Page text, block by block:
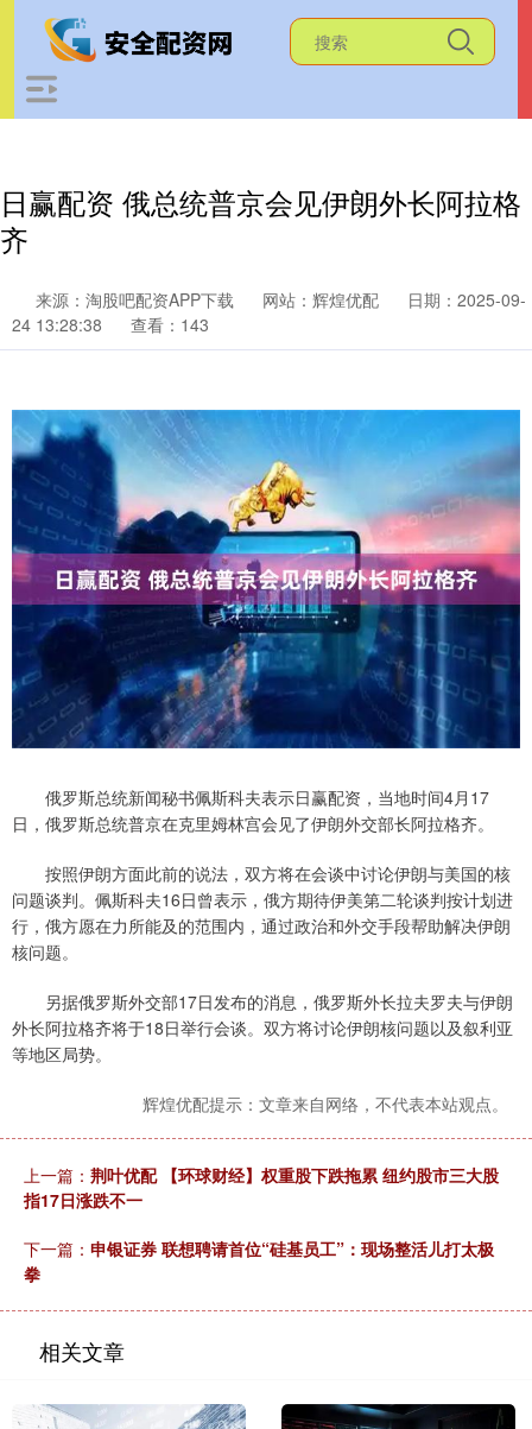
日赢配资 俄总统普京会见伊朗外长阿拉格
齐
来源：淘股吧配资APP下载 网站：辉煌优配
日期：2025-09-
24 13:28:38
查看：143
俄罗斯总统新闻秘书佩斯科夫表示日赢配资，当地时间4月17
日，俄罗斯总统普京在克里姆林宫会见了伊朗外交部长阿拉格齐。
按照伊朗方面此前的说法，双方将在会谈中讨论伊朗与美国的核
问题谈判。佩斯科夫16日曾表示，俄方期待伊美第二轮谈判按计划进
行，俄方愿在力所能及的范围内，通过政治和外交手段帮助解决伊朗
核问题。
另据俄罗斯外交部17日发布的消息，俄罗斯外长拉夫罗夫与伊朗
外长阿拉格齐将于18日举行会谈。双方将讨论伊朗核问题以及叙利亚
等地区局势。
辉煌优配提示：文章来自网络，不代表本站观点。
上一篇： 荆叶优配 【环球财经】权重股下跌拖累 纽约股市三大股
指17日涨跌不一
下一篇： 申银证券 联想聘请首位“硅基员工”：现场整活儿打太极
拳
相关文章